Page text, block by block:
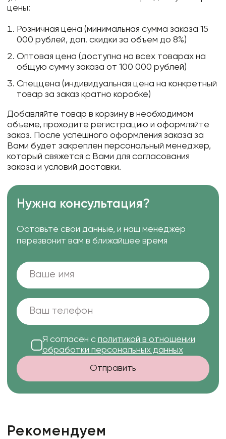
цены:
Розничная цена (минимальная сумма заказа 15
000 рублей, доп. скидки за объем до 8%)
Оптовая цена (доступна на всех товарах на
общую сумму заказа от 100 000 рублей)
Спеццена (индивидуальная цена на конкретный
товар за заказ кратно коробке)
Добавляйте товар в корзину в необходимом
объеме, проходите регистрацию и оформляйте
заказ. После успешного оформления заказа за
Вами будет закреплен персональный менеджер,
который свяжется с Вами для согласования
заказа и условий доставки.
Нужна консультация?
Оставьте свои данные, и наш менеджер
перезвонит вам в ближайшее время
Я согласен с политикой в отношении
обработки персональных данных
Отправить
Рекомендуем